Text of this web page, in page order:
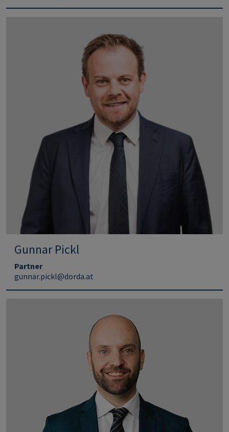
Gunnar Pickl
Partner
gunnar.pickl@dorda.at